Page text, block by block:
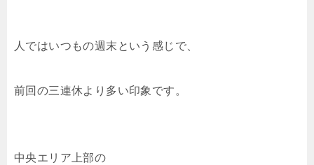
人ではいつもの週末という感じで、
前回の三連休より多い印象です。
中央エリア上部の